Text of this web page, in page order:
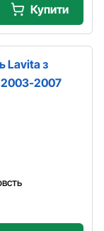
Купити
Lavita з
2003-2007